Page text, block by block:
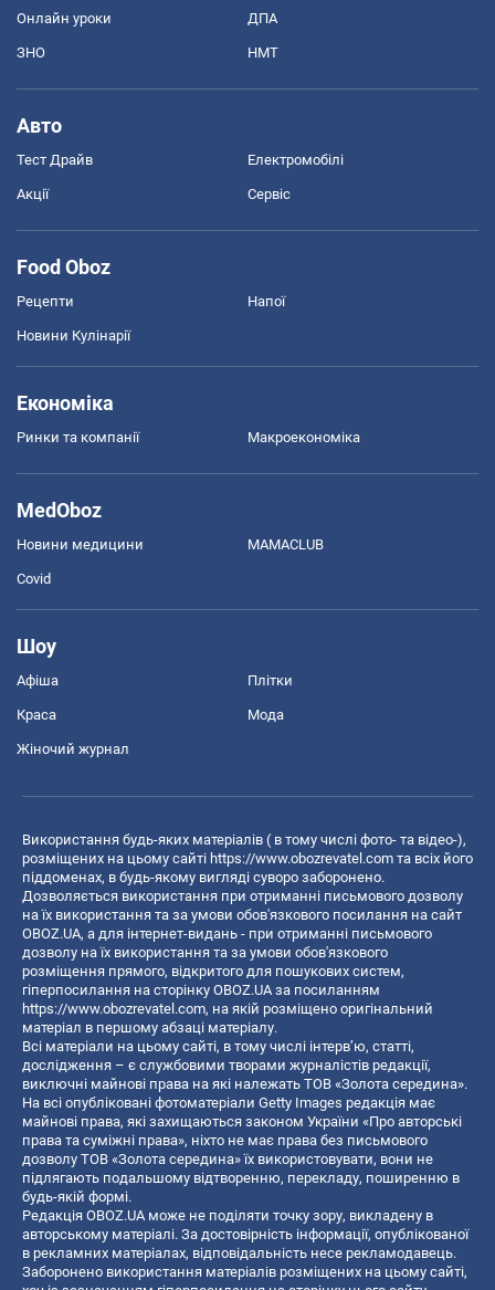
Онлайн уроки ДПА
ЗНО НМТ
Авто
Тест Драйв Електромобілі
Акції Сервіс
Food Oboz
Рецепти Напої
Новини Кулінарії
Економіка
Ринки та компанії Макроекономіка
MedOboz
Новини медицини MAMACLUB
Covid
Шоу
Афіша Плітки
Краса Мода
Жіночий журнал
Використання будь-яких матеріалів ( в тому числі фото- та відео-),
розміщених на цьому сайті https://www.obozrevatel.com та всіх його
піддоменах, в будь-якому вигляді суворо заборонено.
Дозволяється використання при отриманні письмового дозволу
на їх використання та за умови обов'язкового посилання на сайт
OBOZ.UA, а для інтернет-видань - при отриманні письмового
дозволу на їх використання та за умови обов'язкового
розміщення прямого, відкритого для пошукових систем,
гіперпосилання на сторінку OBOZ.UA за посиланням
https://www.obozrevatel.com, на якій розміщено оригінальний
матеріал в першому абзаці матеріалу.
Всі матеріали на цьому сайті, в тому числі інтерв’ю, статті,
дослідження – є службовими творами журналістів редакції,
виключні майнові права на які належать ТОВ «Золота середина».
На всі опубліковані фотоматеріали Getty Images редакція має
майнові права, які захищаються законом України «Про авторські
права та суміжні права», ніхто не має права без письмового
дозволу ТОВ «Золота середина» їх використовувати, вони не
підлягають подальшому відтворенню, перекладу, поширенню в
будь-якій формі.
Редакція OBOZ.UA може не поділяти точку зору, викладену в
авторському матеріалі. За достовірність інформації, опублікованої
в рекламних матеріалах, відповідальність несе рекламодавець.
Заборонено використання матеріалів розміщених на цьому сайті,